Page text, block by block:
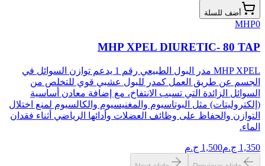
أضف للسلة
MHP0
MHP XPEL DIURETIC- 80 TAP
MHP XPEL مدر البول الطبيعي رقم 1 يدعم توازن السوائل في
الجسم عن طريق العمل كمدر للبول عشبي قوي للتخلص من
السوائل الزائدة التي تسبب الانتفاخ، مع إضافة معادن أساسية
(إلكتروليتات) مثل البوتاسيوم والمغنيسيوم والكالسيوم لمنع اختلال
التوازن والحفاظ على وظائف العضلات وأدائها الرياضي أثناء فقدان
الماء.
1,350 ج.م1,500 ج.م